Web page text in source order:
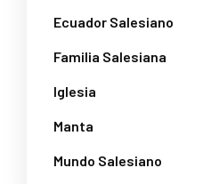
Ecuador Salesiano
Familia Salesiana
Iglesia
Manta
Mundo Salesiano